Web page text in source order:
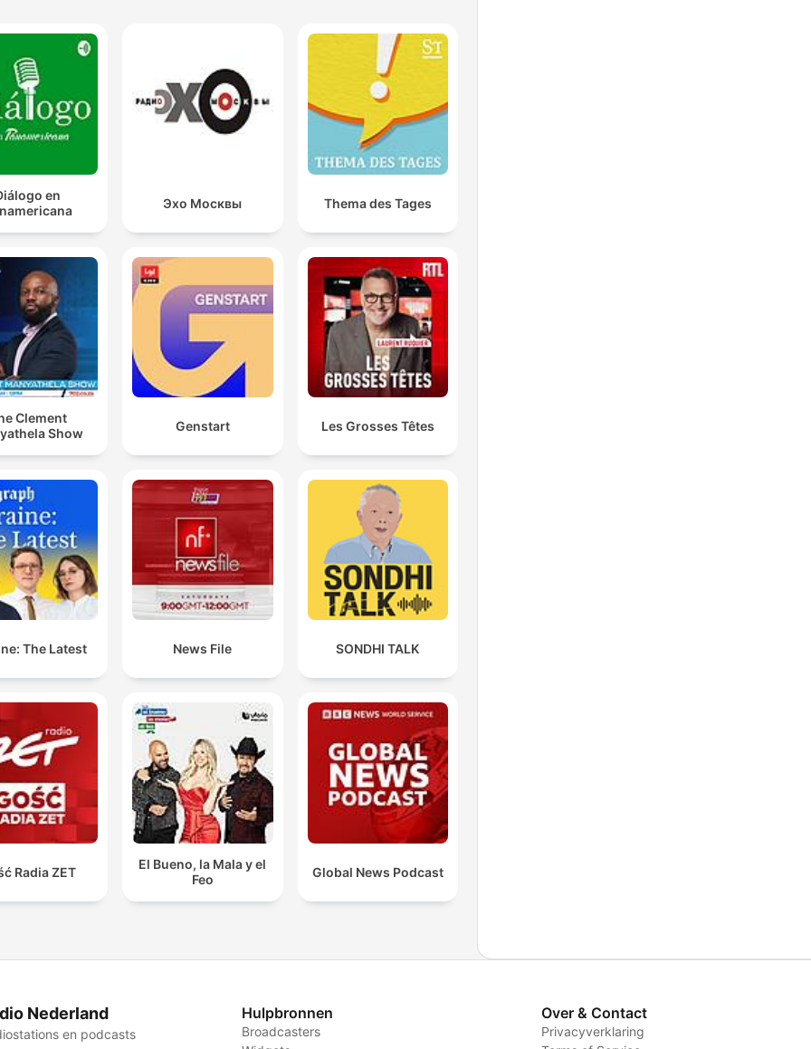
en
Эхо Москвы Thema des Tages
Clement
Show
Genstart Les Grosses Têtes
The Latest News File SONDHI TALK
Radia ZET
El Bueno, la Mala y el
Feo
Global News Podcast
Nederland
en podcasts
Hulpbronnen
Broadcasters
Over & Contact
Privacyverklaring